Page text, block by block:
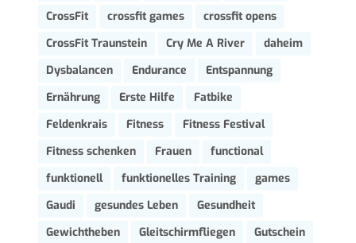
CrossFit
crossfit games
crossfit opens
CrossFit Traunstein
Cry Me A River
daheim
Dysbalancen
Endurance
Entspannung
Ernährung
Erste Hilfe
Fatbike
Feldenkrais
Fitness
Fitness Festival
Fitness schenken
Frauen
functional
funktionell
funktionelles Training
games
Gaudi
gesundes Leben
Gesundheit
Gewichtheben
Gleitschirmfliegen
Gutschein